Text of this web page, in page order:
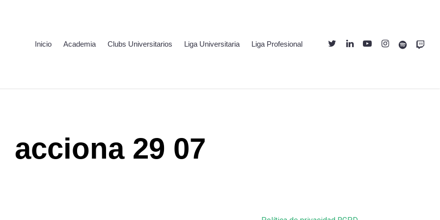
Inicio Academia Clubs Universitarios Liga Universitaria Liga Profesional Twitter LinkedinYoutubeInstagram
Spotify Twitch
acciona 29 07